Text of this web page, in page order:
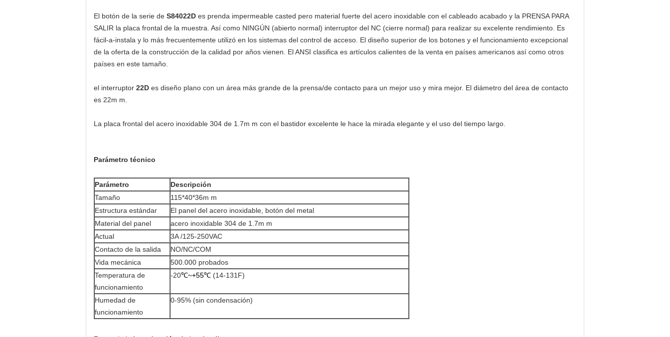
El botón de la serie de S84022D es prenda impermeable casted pero material fuerte del acero inoxidable con el cableado acabado y la PRENSA PARA
SALIR la placa frontal de la muestra. Así como NINGÚN (abierto normal) interruptor del NC (cierre normal) para realizar su excelente rendimiento. Es
fácil-a-instala y lo más frecuentemente utilizó en los sistemas del control de acceso. El diseño superior de los botones y el funcionamiento excepcional
de la oferta de la construcción de la calidad por años vienen. El ANSI clasifica es artículos calientes de la venta en países americanos así como otros
países en este tamaño.
el interruptor 22D es diseño plano con un área más grande de la prensa/de contacto para un mejor uso y mira mejor. El diámetro del área de contacto
es 22m m.
La placa frontal del acero inoxidable 304 de 1.7m m con el bastidor excelente le hace la mirada elegante y el uso del tiempo largo.
Parámetro técnico
Parámetro
Descripción
Tamaño
115*40*36m m
Estructura estándar
El panel del acero inoxidable, botón del metal
Material del panel
acero inoxidable 304 de 1.7m m
Actual
3A /125-250VAC
Contacto de la salida
NO/NC/COM
Vida mecánica
500.000 probados
Temperatura de
funcionamiento
-20℃~+55℃ (14-131F)
Humedad de
funcionamiento
0-95% (sin condensación)